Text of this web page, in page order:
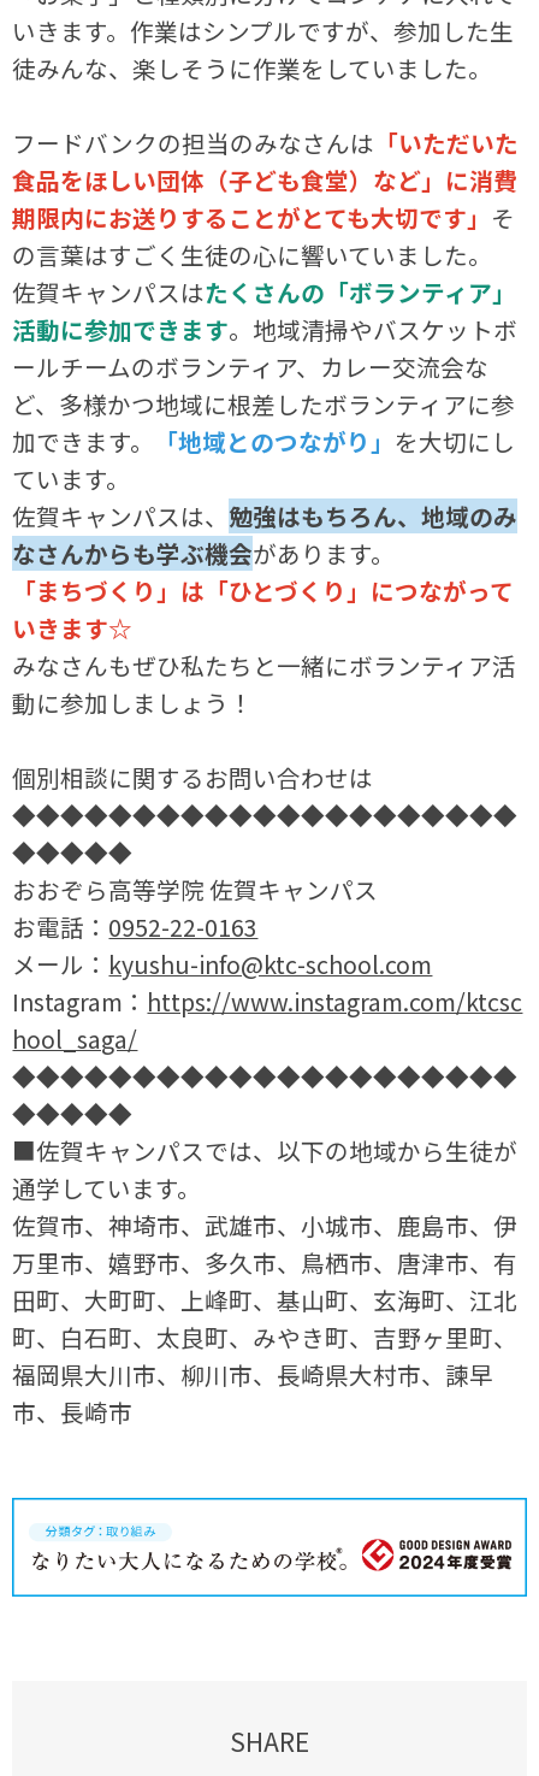
いきます。作業はシンプルですが、参加した生
徒みんな、楽しそうに作業をしていました。
フードバンクの担当のみなさんは 「いただいた
食品をほしい団体（子ども食堂）など」に消費
期限内にお送りすることがとても大切です」 そ
の言葉はすごく生徒の心に響いていました。
佐賀キャンパスはたくさんの「ボランティア」
活動に参加できます。地域清掃やバスケットボ
ールチームのボランティア、カレー交流会な
ど、多様かつ地域に根差したボランティアに参
加できます。
「地域とのつながり」 を大切にし
ています。
佐賀キャンパスは、 勉強はもちろん、地域のみ
なさんからも学ぶ機会があります。
「まちづくり」は「ひとづくり」につながって
いきます☆
みなさんもぜひ私たちと一緒にボランティア活
動に参加しましょう！
個別相談に関するお問い合わせは
◆◆◆◆◆◆◆◆◆◆◆◆◆◆◆◆◆◆◆◆◆
◆◆◆◆◆
おおぞら高等学院 佐賀キャンパス
お電話： 0952-22-0163
メール： kyushu-info@ktc-school.com
Instagram： https://www.instagram.com/ktcsc
hool_saga/
◆◆◆◆◆◆◆◆◆◆◆◆◆◆◆◆◆◆◆◆◆
◆◆◆◆◆
■佐賀キャンパスでは、以下の地域から生徒が
通学しています。
佐賀市、神埼市、武雄市、小城市、鹿島市、伊
万里市、嬉野市、多久市、鳥栖市、唐津市、有
田町、大町町、上峰町、基山町、玄海町、江北
町、白石町、太良町、みやき町、 吉野ヶ里町、
福岡県大川市、柳川市、長崎県大村市、諫早
市、長崎市
SHARE